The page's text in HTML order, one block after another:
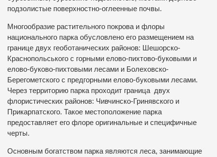
подзолистые поверхностно-оглеенные почвы.
Многообразие растительного покрова и флоры
национального парка обусловлено его размещением на
границе двух геоботанических районов: Шешорско-
Краснопольського с горными елово-пихтово-буковыми и
елово-буково-пихтовыми лесами и Болеховско-
Берегометского с предгорными елово-буковыми лесами.
Через территорию парка проходит граница двух
флористических районов: Чивчинско-Гринявского и
Прикарпатского. Такое местоположение парка
предоставляет его флоре оригинальные и специфичные
черты.
Основным богатством парка являются леса, занимающие